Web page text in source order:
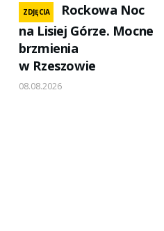
ZDJĘCIA
Rockowa Noc
na Lisiej Górze. Mocne
brzmienia
w Rzeszowie
08.08.2026